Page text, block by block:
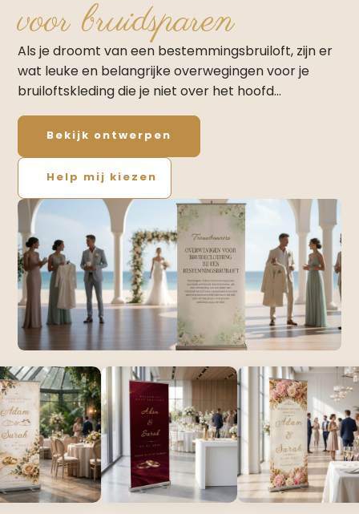
voor bruidsparen
Als je droomt van een bestemmingsbruiloft, zijn er
wat leuke en belangrijke overwegingen voor je
bruiloftskleding die je niet over het hoofd…
Bekijk ontwerpen
Help mij kiezen